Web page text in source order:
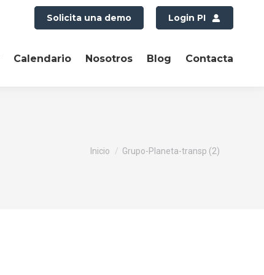
Solicita una demo Login PI
Calendario Nosotros Blog Contacta
Estás aquí:
Inicio Grupo-Planeta-transp (2)